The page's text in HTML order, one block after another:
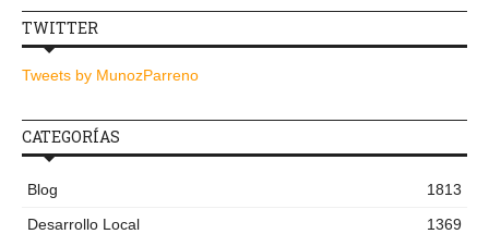
TWITTER
Tweets by MunozParreno
CATEGORÍAS
Blog
1813
Desarrollo Local
1369